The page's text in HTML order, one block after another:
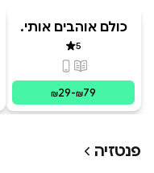
כולם אוהבים אותי.
מרחוק
5
פורמטים זמינים
₪29-₪79
פנטזיה